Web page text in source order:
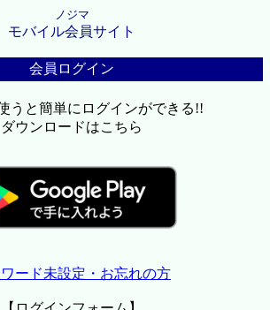
ノジマ
モバイル会員サイト
会員ログイン
うと簡単にログインができる!!
ダウンロードはこちら
ード未設定・お忘れの方